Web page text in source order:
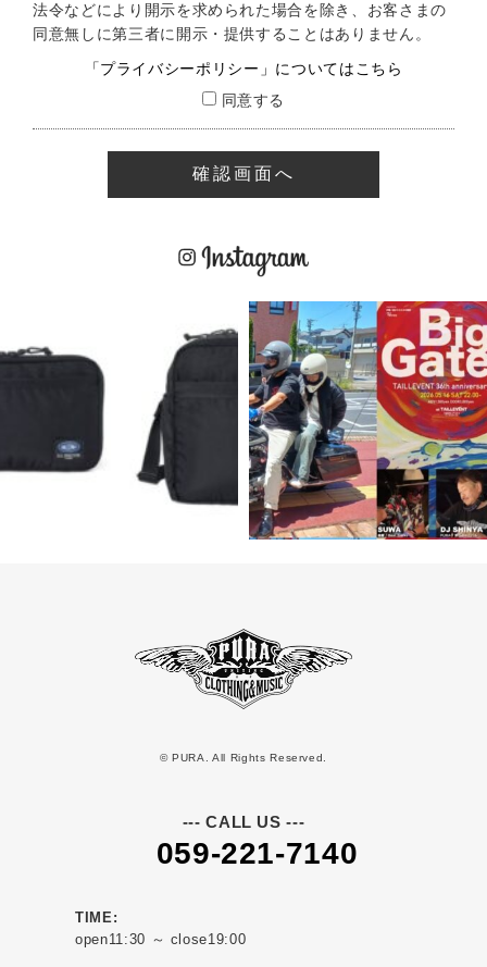
法令などにより開示を求められた場合を除き、お客さまの
同意無しに第三者に開示・提供することはありません。
「プライバシーポリシー」についてはこちら
同意する
© PURA. All Rights Reserved.
--- CALL US ---
059-221-7140
TIME:
open11:30 ～ close19:00